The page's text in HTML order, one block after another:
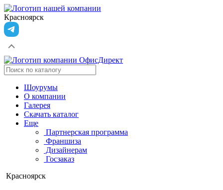
Красноярск
Шоурумы
О компании
Галерея
Скачать каталог
Еще
Партнерская программа
Франшиза
Дизайнерам
Госзаказ
Красноярск